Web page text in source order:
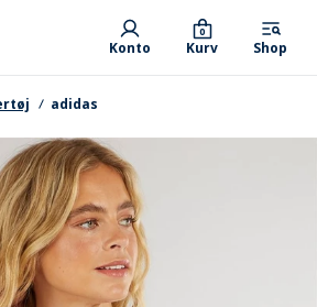
Konto Kurv
0
Shop
adidas